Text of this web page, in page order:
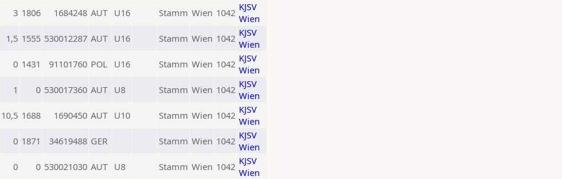
3 1806 1684248 AUT U16 Stamm Wien 1042 KJSV
Wien
1,5 1555 530012287 AUT U16 Stamm Wien 1042 KJSV
Wien
0 1431 91101760 POL U16 Stamm Wien 1042 KJSV
Wien
1 0 530017360 AUT U8 Stamm Wien 1042 KJSV
Wien
10,5 1688 1690450 AUT U10 Stamm Wien 1042 KJSV
Wien
0 1871 34619488 GER Stamm Wien 1042 KJSV
Wien
0 0 530021030 AUT U8 Stamm Wien 1042 KJSV
Wien